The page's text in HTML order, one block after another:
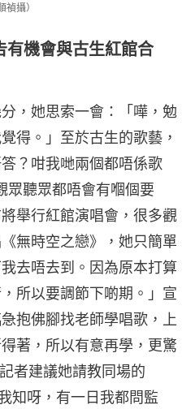
攝）
有機會與古生紅館合
，她思索一會：「嘩，勉
得。」至於古生的歌藝，
？咁我哋兩個都唔係歌
眾聽眾都唔會有嗰個要
舉行紅館演唱會，很多觀
無時空之戀》，她只簡單
去唔去到。因為原本打算
所以要調節下啲期。」宣
抱佛腳找老師學唱歌，上
著，所以有意再學，更驚
者建議她請教同場的
知呀，有一日我都問監